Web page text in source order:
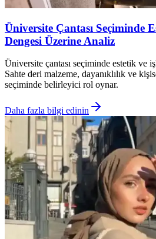
Üniversite Çantası Seçiminde
Dengesi Üzerine Analiz
Üniversite çantası seçiminde estetik ve
Sahte deri malzeme, dayanıklılık ve
seçiminde belirleyici rol oynar.
Daha fazla bilgi edinin